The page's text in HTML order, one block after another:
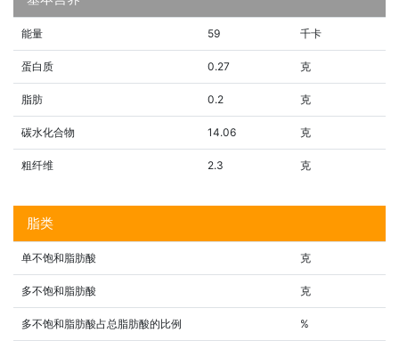
能量 59 千卡
蛋白质 0.27 克
脂肪 0.2 克
碳水化合物 14.06 克
粗纤维 2.3 克
脂类
单不饱和脂肪酸 克
多不饱和脂肪酸 克
多不饱和脂肪酸占总脂肪酸的比例 %